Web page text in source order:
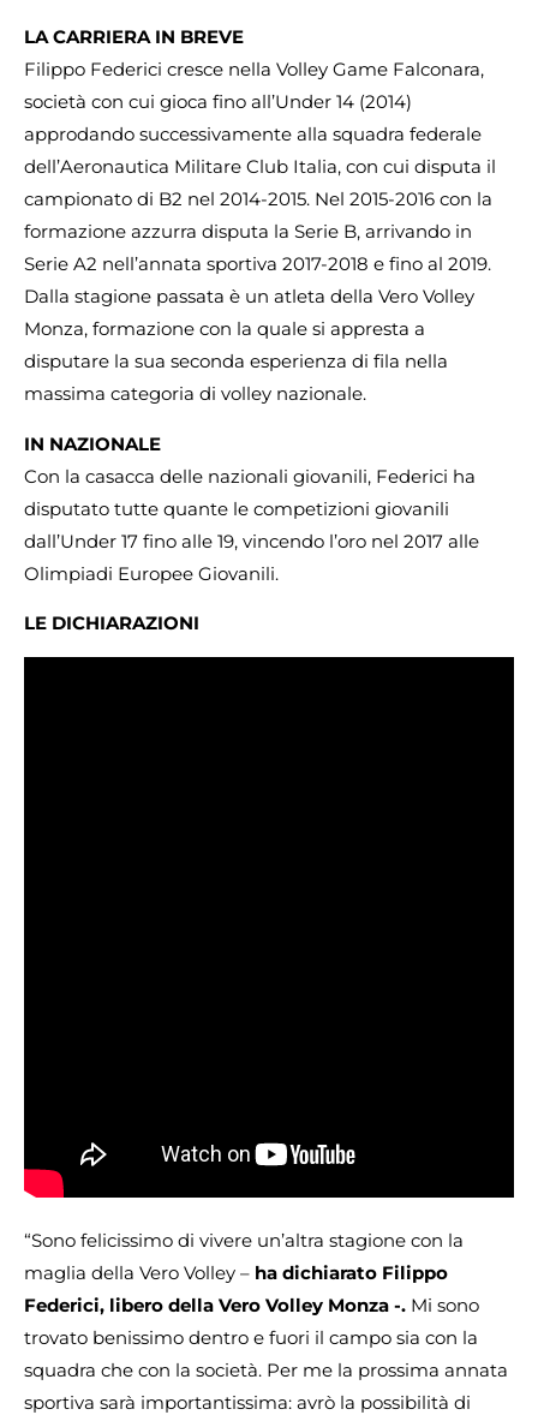
LA CARRIERA IN BREVE
Filippo Federici cresce nella Volley Game Falconara,
società con cui gioca fino all’Under 14 (2014)
approdando successivamente alla squadra federale
dell’Aeronautica Militare Club Italia, con cui disputa il
campionato di B2 nel 2014-2015. Nel 2015-2016 con la
formazione azzurra disputa la Serie B, arrivando in
Serie A2 nell’annata sportiva 2017-2018 e fino al 2019.
Dalla stagione passata è un atleta della Vero Volley
Monza, formazione con la quale si appresta a
disputare la sua seconda esperienza di fila nella
massima categoria di volley nazionale.
IN NAZIONALE
Con la casacca delle nazionali giovanili, Federici ha
disputato tutte quante le competizioni giovanili
dall’Under 17 fino alle 19, vincendo l’oro nel 2017 alle
Olimpiadi Europee Giovanili.
LE DICHIARAZIONI
“Sono felicissimo di vivere un’altra stagione con la
maglia della Vero Volley – ha dichiarato Filippo
Federici, libero della Vero Volley Monza -. Mi sono
trovato benissimo dentro e fuori il campo sia con la
squadra che con la società. Per me la prossima annata
sportiva sarà importantissima: avrò la possibilità di